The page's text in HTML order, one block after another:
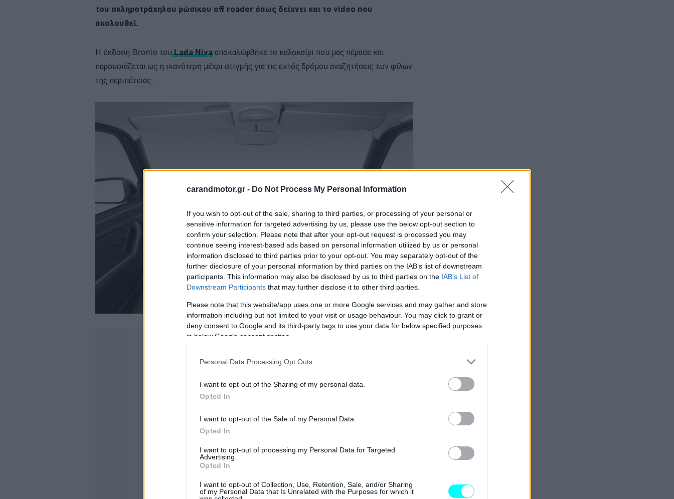
carandmotor.gr - Do Not Process My Personal Information
If you wish to opt-out of the sale, sharing to third parties, or processing of your personal or
sensitive information for targeted advertising by us, please use the below opt-out section to
confirm your selection. Please note that after your opt-out request is processed you may
continue seeing interest-based ads based on personal information utilized by us or personal
information disclosed to third parties prior to your opt-out. You may separately opt-out of the
further disclosure of your personal information by third parties on the IAB’s list of downstream
participants. This information may also be disclosed by us to third parties on the IAB’s List of
Downstream Participants that may further disclose it to other third parties.
Please note that this website/app uses one or more Google services and may gather and store
information including but not limited to your visit or usage behaviour. You may click to grant or
deny consent to Google and its third-party tags to use your data for below specified purposes
in below Google consent section.
Personal Data Processing Opt Outs
I want to opt-out of the Sharing of my personal data.
Opted In
I want to opt-out of the Sale of my Personal Data.
Opted In
I want to opt-out of processing my Personal Data for Targeted
Advertising.
Opted In
I want to opt-out of Collection, Use, Retention, Sale, and/or Sharing
of my Personal Data that Is Unrelated with the Purposes for which it
του σκληροτράχηλου ρώσικου off roader όπως δείχνει και το video που
ακολουθεί.
Η έκδοση Bronto του Lada Niva αποκαλύφθηκε το καλοκαίρι που μας πέρασε και
παρουσιάζεται ως η ικανότερη μέχρι στιγμής για τις εκτός δρόμου αναζητήσεις των φίλων
της περιπέτειας.